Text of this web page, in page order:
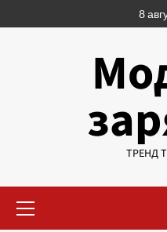
к
8
ТРЕНД
меню